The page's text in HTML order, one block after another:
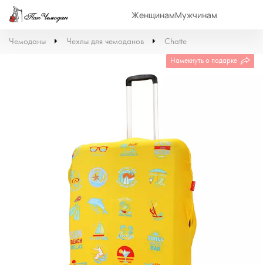
ЖенщинамМужчинам
Чемоданы Чехлы для чемоданов Chatte
Намекнуть о подарке